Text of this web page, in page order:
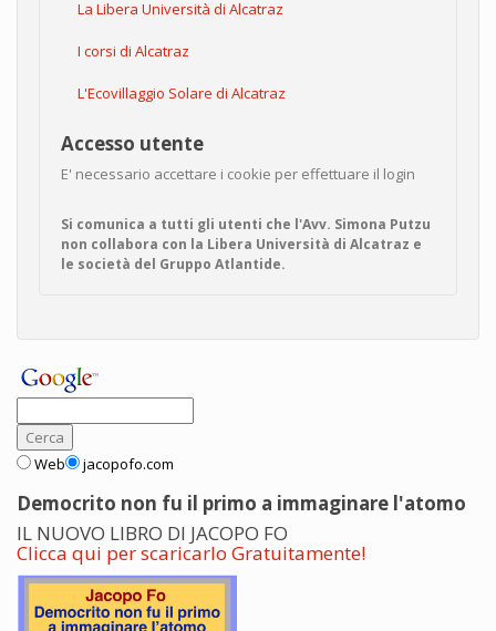
La Libera Università di Alcatraz
I corsi di Alcatraz
L'Ecovillaggio Solare di Alcatraz
Accesso utente
E' necessario accettare i cookie per effettuare il login
Si comunica a tutti gli utenti che l'Avv. Simona Putzu
non collabora con la Libera Università di Alcatraz e
le società del Gruppo Atlantide.
Web jacopofo.com
Democrito non fu il primo a immaginare l'atomo
IL NUOVO LIBRO DI JACOPO FO
Clicca qui per scaricarlo Gratuitamente!